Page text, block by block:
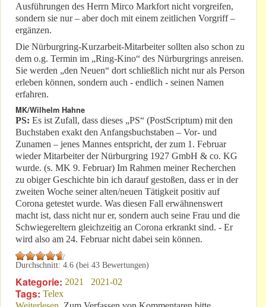
Ausführungen des Herrn Mirco Markfort nicht vorgreifen,
sondern sie nur – aber doch mit einem zeitlichen Vorgriff –
ergänzen.
Die Nürburgring-Kurzarbeit-Mitarbeiter sollten also schon zu
dem o.g. Termin im „Ring-Kino“ des Nürburgrings anreisen.
Sie werden „den Neuen“ dort schließlich nicht nur als Person
erleben können, sondern auch - endlich - seinen Namen
erfahren.
MK/Wilhelm Hahne
PS: Es ist Zufall, dass dieses „PS“ (PostScriptum) mit den
Buchstaben exakt den Anfangsbuchstaben – Vor- und
Zunamen – jenes Mannes entspricht, der zum 1. Februar
wieder Mitarbeiter der Nürburgring 1927 GmbH & co. KG
wurde. (s. MK 9. Februar) Im Rahmen meiner Recherchen
zu obiger Geschichte bin ich darauf gestoßen, dass er in der
zweiten Woche seiner alten/neuen Tätigkeit positiv auf
Corona getestet wurde. Was diesen Fall erwähnenswert
macht ist, dass nicht nur er, sondern auch seine Frau und die
Schwiegereltern gleichzeitig an Corona erkrankt sind. - Er
wird also am 24. Februar nicht dabei sein können.
Durchschnitt: 4.6 (bei 43 Bewertungen)
Kategorie: 2021 2021-02
Tags: Telex